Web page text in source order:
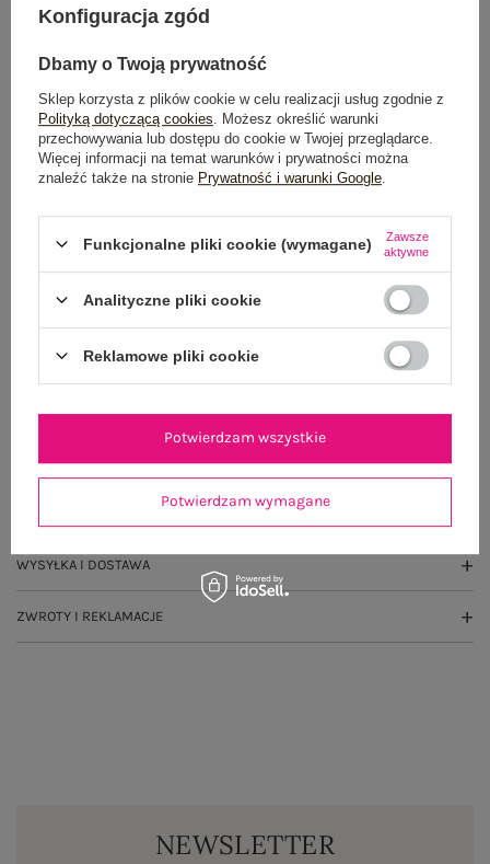
DODAJ DO KOSZYKA
Możesz kupić także poprzez:
Dostawa od 7,99 zł
100 dni na zwrot
OPIS PRODUKTU
GŁÓWNE PARAMETRY
WYSYŁKA I DOSTAWA
ZWROTY I REKLAMACJE
NEWSLETTER
Konfiguracja zgód
Dbamy o Twoją prywatność
Sklep korzysta z plików cookie w celu realizacji usług zgodnie z
Polityką dotyczącą cookies . Możesz określić warunki
przechowywania lub dostępu do cookie w Twojej przeglądarce.
Więcej informacji na temat warunków i prywatności można
znaleźć także na stronie Prywatność i warunki Google
Funkcjonalne pliki cookie (wymagane)
Zawsze
aktywne
Analityczne pliki cookie
Reklamowe pliki cookie
Potwierdzam wymagane
Potwierdzam wszystkie